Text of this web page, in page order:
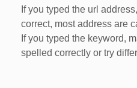
If you typed the url
correct, most address are
If you typed the keyword,
spelled correctly or try